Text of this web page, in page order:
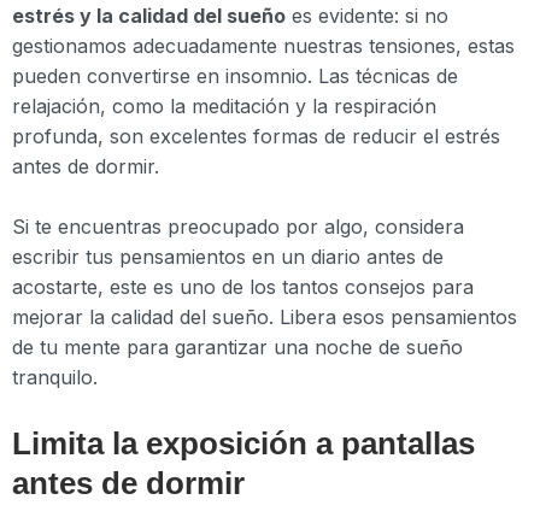
estrés y la calidad del sueño es evidente: si no
gestionamos adecuadamente nuestras tensiones, estas
pueden convertirse en insomnio. Las técnicas de
relajación, como la meditación y la respiración
profunda, son excelentes formas de reducir el estrés
antes de dormir.
Si te encuentras preocupado por algo, considera
escribir tus pensamientos en un diario antes de
acostarte, este es uno de los tantos consejos para
mejorar la calidad del sueño. Libera esos pensamientos
de tu mente para garantizar una noche de sueño
tranquilo.
Limita la exposición a pantallas
antes de dormir